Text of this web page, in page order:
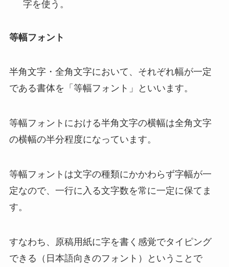
字を使う。
等幅フォント
半角文字・全角文字において、それぞれ幅が一定
である書体を「等幅フォント」といいます。
等幅フォントにおける半角文字の横幅は全角文字
の横幅の半分程度になっています。
等幅フォントは文字の種類にかかわらず字幅が一
定なので、一行に入る文字数を常に一定に保てま
す。
すなわち、原稿用紙に字を書く感覚でタイピング
できる（日本語向きのフォント）ということで